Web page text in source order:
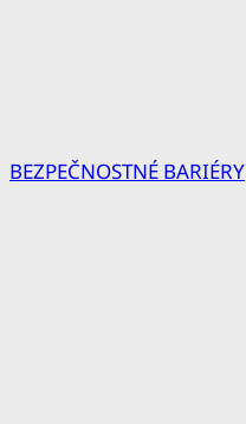
BEZPEČNOSTNÉ BARIÉRY